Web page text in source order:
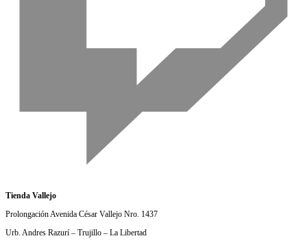
Tienda Vallejo
Prolongación Avenida César Vallejo Nro. 1437
Urb. Andres Razurí – Trujillo – La Libertad